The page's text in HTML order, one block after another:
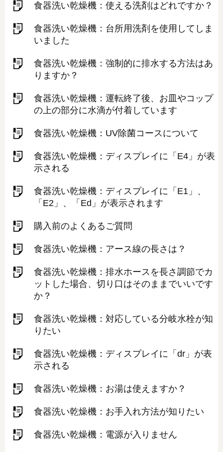
食器洗い乾燥機：使える洗剤はどれですか？
食器洗い乾燥機：台所用洗剤を使用してしま
いました
食器洗い乾燥機：強制的に排水する方法はあ
りますか？
食器洗い乾燥機：運転終了後、お皿やコップ
の上の部分に水滴が付着しています
食器洗い乾燥機：UV除菌コースについて
食器洗い乾燥機：ディスプレイに「E4」が表
示される
食器洗い乾燥機：ディスプレイに「E1」、
「E2」、「Ed」が表示されます
購入前のよくあるご質問
食器洗い乾燥機：アース線の長さは？
食器洗い乾燥機：排水ホースを長さ調節でカ
ットした場合、切り口はそのままでいいです
か？
食器洗い乾燥機：対応している分岐水栓が知
りたい
食器洗い乾燥機：ディスプレイに「dr」が表
示される
食器洗い乾燥機：お湯は使えますか？
食器洗い乾燥機：お手入れ方法が知りたい
食器洗い乾燥機：電源が入りません